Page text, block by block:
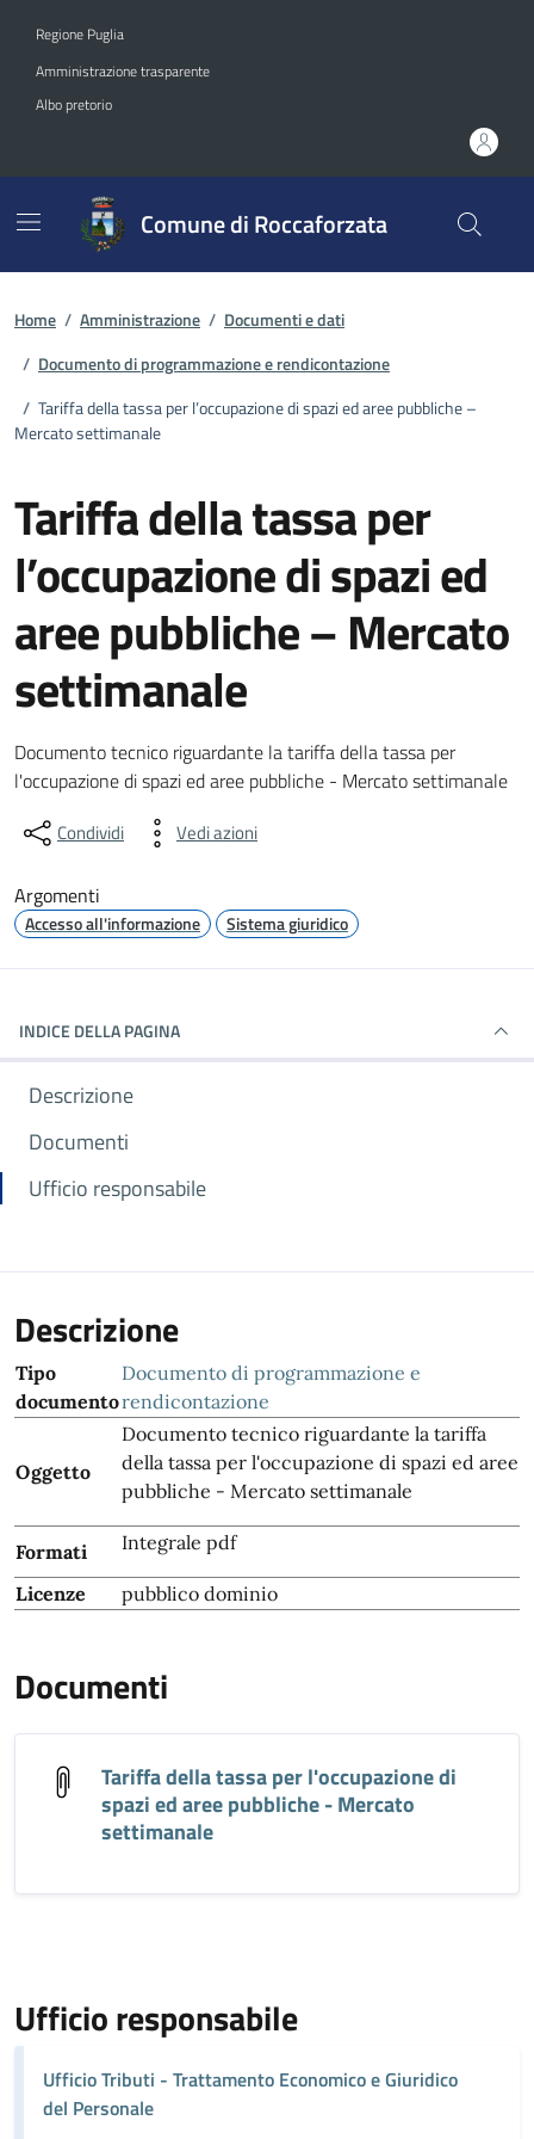
Regione Puglia
Amministrazione trasparente
Albo pretorio
Comune di Roccaforzata
Home / Amministrazione / Documenti e dati
/ Documento di programmazione e rendicontazione
/ Tariffa della tassa per l’occupazione di spazi ed aree pubbliche –
Mercato settimanale
Tariffa della tassa per
l’occupazione di spazi ed
aree pubbliche – Mercato
settimanale
Dettagli del documento
Documento tecnico riguardante la tariffa della tassa per
l'occupazione di spazi ed aree pubbliche - Mercato settimanale
Condividi Vedi azioni
Argomenti
Accesso all'informazione Sistema giuridico
INDICE DELLA PAGINA
Descrizione
Documenti
Ufficio responsabile
Descrizione
Tipo
documento
Documento di programmazione e
rendicontazione
Oggetto
Documento tecnico riguardante la tariffa
della tassa per l'occupazione di spazi ed aree
pubbliche - Mercato settimanale
Formati Integrale pdf
Licenze pubblico dominio
Documenti
Tariffa della tassa per l'occupazione di
spazi ed aree pubbliche - Mercato
settimanale
Ufficio responsabile
Ufficio Tributi - Trattamento Economico e Giuridico
del Personale